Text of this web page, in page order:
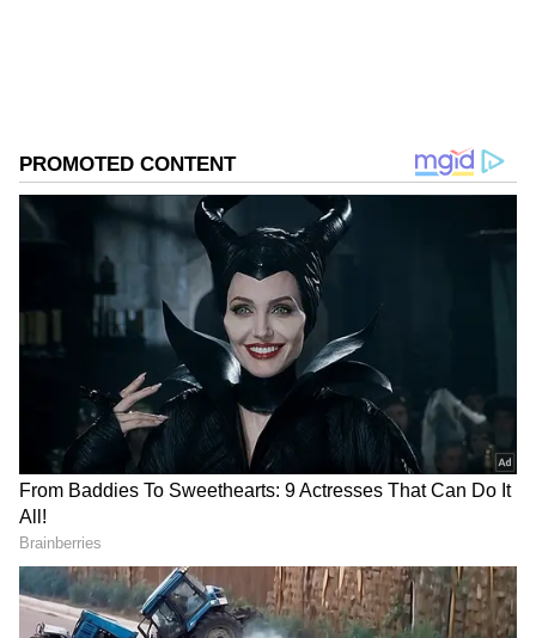
Related Articles
ಸರ್ಕಾರದ ಕಿಕ್ ಏರಿಸಿದ ಮದ್ಯಪ್ರಿಯರು; ಹೊಸ
ಅಬಕಾರಿ ನೀತಿಯಿಂದ ಸರ್ಕಾರದ ಬೊಕ್ಕಸಕ್ಕೆ ಹರಿದು
ಬಂತು ಕೋಟಿ ಕೋಟಿ ಆದಾಯ
ಅಬಕಾರಿ ಅಧಿಕಾರಿಯ ಅಕ್ರಮ ಸಾಮ್ರಾಜ್ಯಕ್ಕೆ ಇಡಿ
ಶಾಕ್, ಜಾರಕಿಹೊಳಿ ಭಾವ ಮಂಜುನಾಥ್ ವಶಕ್ಕೆ,
ಲೆಕ್ಕವಿಲ್ಲದ ಬೇನಾಮಿ ಬಾರ್ ಲೈಸೆನ್ಸ್!
DOWNLOAD APP
ಕರ್ನಾಟಕ, ಭಾರತ (India News) ಮತ್ತು ಜಗತ್ತಿನ